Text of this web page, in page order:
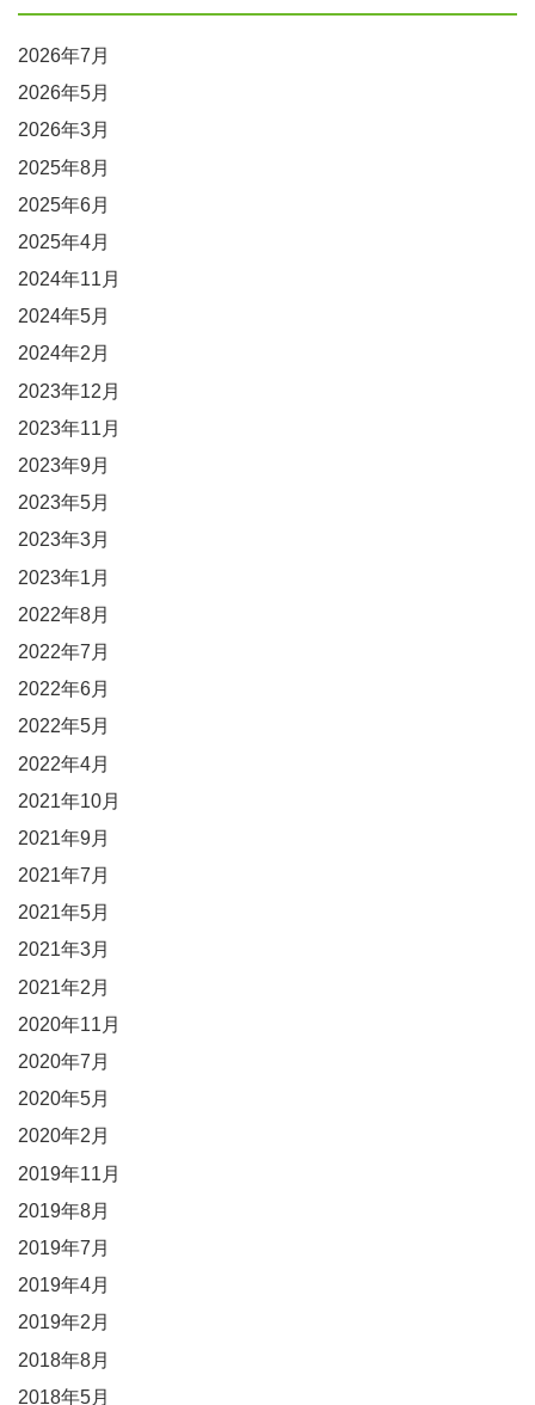
2026年7月
2026年5月
2026年3月
2025年8月
2025年6月
2025年4月
2024年11月
2024年5月
2024年2月
2023年12月
2023年11月
2023年9月
2023年5月
2023年3月
2023年1月
2022年8月
2022年7月
2022年6月
2022年5月
2022年4月
2021年10月
2021年9月
2021年7月
2021年5月
2021年3月
2021年2月
2020年11月
2020年7月
2020年5月
2020年2月
2019年11月
2019年8月
2019年7月
2019年4月
2019年2月
2018年8月
2018年5月